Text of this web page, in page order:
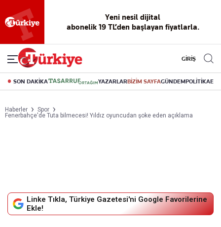
Yeni nesil dijital
abonelik 19 TL’den başlayan fiyatlarla.
GİRİŞ
SON DAKİKA YAZARLARBİZİM SAYFAGÜNDEMPOLİTİKA
Haberler
Spor
Fenerbahçe'de Tuta bilmecesi! Yıldız oyuncudan şoke eden açıklama
Linke Tıkla, Türkiye Gazetesi'ni Google Favorilerine
Ekle!